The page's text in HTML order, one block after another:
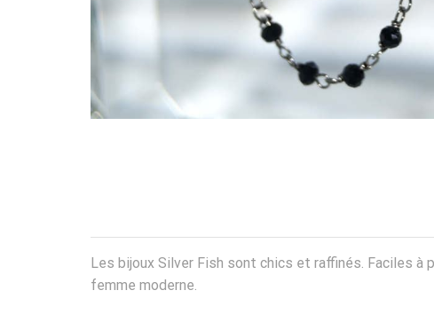
Les bijoux Silver Fish sont chics et raffinés. Faciles
femme moderne.